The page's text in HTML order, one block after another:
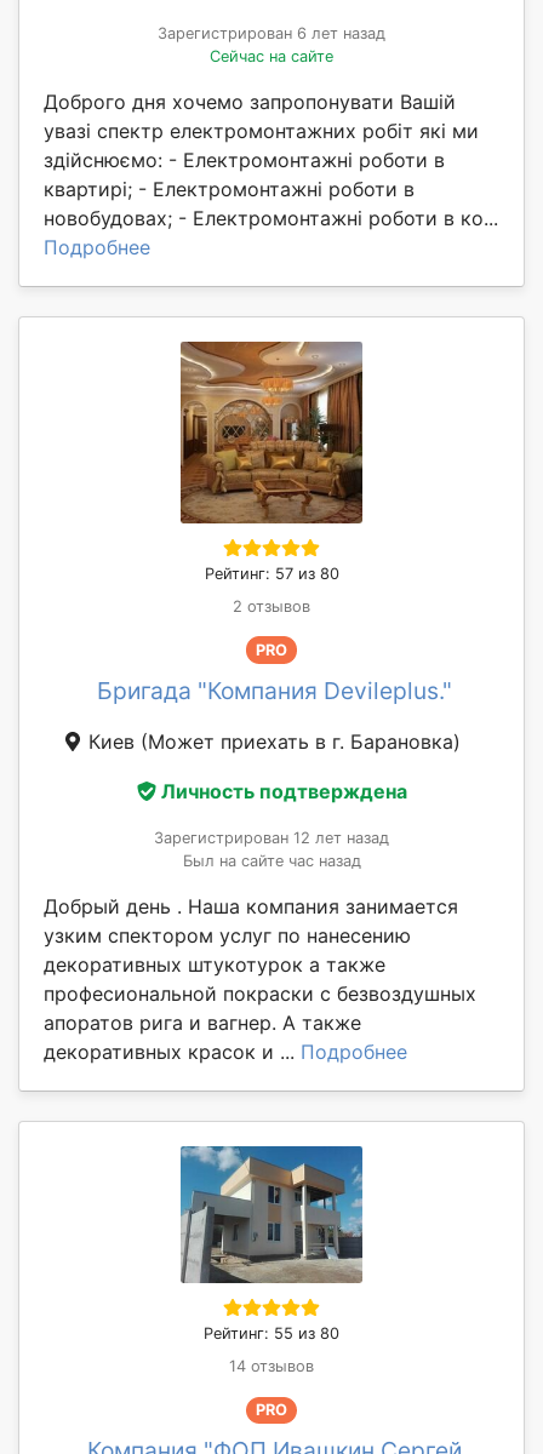
Зарегистрирован 6 лет назад
Сейчас на сайте
Доброго дня хочемо запропонувати Вашій
увазі спектр електромонтажних робіт які ми
здійснюємо: - Електромонтажні роботи в
квартирі; - Електромонтажні роботи в
новобудовах; - Електромонтажні роботи в ко...
Подробнее
Рейтинг: 57 из 80
2 отзывов
PRO
Бригада "Компания Devileplus."
Киев (Может приехать в г. Барановка)
Личность подтверждена
Зарегистрирован 12 лет назад
Был на сайте час назад
Добрый день . Наша компания занимается
узким спектором услуг по нанесению
декоративных штукотурок а также
професиональной покраски с безвоздушных
апоратов рига и вагнер. А также
декоративных красок и ... Подробнее
Рейтинг: 55 из 80
14 отзывов
PRO